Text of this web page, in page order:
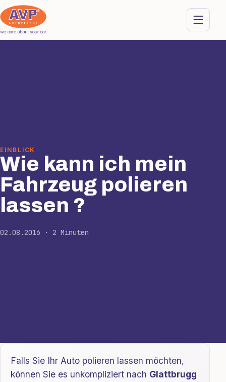
EINBLICK
Wie kann ich mein
Fahrzeug polieren
lassen ?
02.08.2016 · 2 Minuten
Falls Sie Ihr Auto polieren lassen möchten,
können Sie es unkompliziert nach Glattbrugg